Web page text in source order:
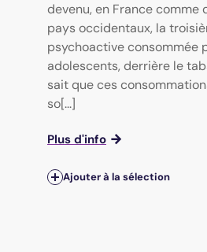
devenu, en France comme
pays occidentaux, la
psychoactive consommée
adolescents, derrière le
sait que ces
so[...]
Plus d'info
Ajouter à la sélection